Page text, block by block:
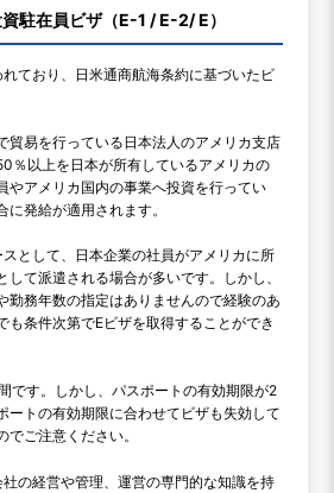
駐在員ビザ（E-1 / E-2/ E）
ており、日米通商航海条約に基づいたビ
貿易を行っている日本法人のアメリカ支店
％以上を日本が所有しているアメリカの
やアメリカ国内の事業へ投資を行ってい
発給が適用されます。
として、日本企業の社員がアメリカに所
て派遣される場合が多いです。しかし、
勤務年数の指定はありませんので経験のあ
も条件次第でEビザを取得することができ
です。しかし、パスポートの有効期限が2
ートの有効期限に合わせてビザも失効して
ご注意ください。
の経営や管理、運営の専門的な知識を持